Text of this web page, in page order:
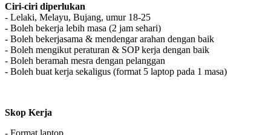
Ciri-ciri diperlukan
- Lelaki, Melayu, Bujang, umur 18-25
- Boleh bekerja lebih masa (2 jam sehari)
- Boleh bekerjasama & mendengar arahan dengan baik
- Boleh mengikut peraturan & SOP kerja dengan baik
- Boleh beramah mesra dengan pelanggan
- Boleh buat kerja sekaligus (format 5 laptop pada 1 masa)
Skop Kerja
- Format laptop